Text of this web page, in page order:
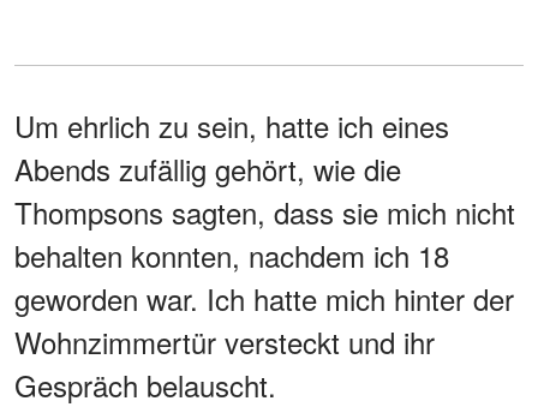
Um ehrlich zu sein, hatte ich eines
Abends zufällig gehört, wie die
Thompsons sagten, dass sie mich nicht
behalten konnten, nachdem ich 18
geworden war. Ich hatte mich hinter der
Wohnzimmertür versteckt und ihr
Gespräch belauscht.